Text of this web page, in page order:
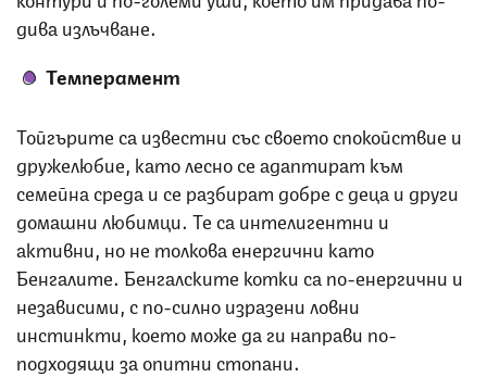
дива излъчване.
Темперамент
Тойгърите са известни със своето спокойствие и
дружелюбие, като лесно се адаптират към
семейна среда и се разбират добре с деца и други
домашни любимци. Те са интелигентни и
активни, но не толкова енергични като
Бенгалите. Бенгалските котки са по-енергични и
независими, с по-силно изразени ловни
инстинкти, което може да ги направи по-
подходящи за опитни стопани.